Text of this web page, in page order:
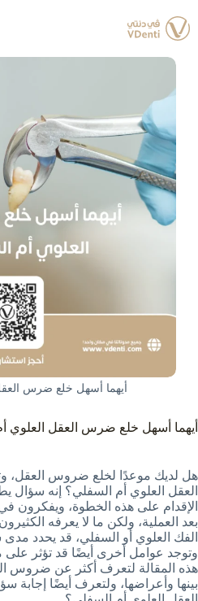
إلى
المحتوى
أيهما أسهل خلع ضرس
أيهما أسهل خلع ضرس العقل العلوي
هل لديك موعدًا لخلع ضروس العقل،
العقل العلوي أم السفلي؟ إنه سؤال
الإقدام على هذه الخطوة، ويفكرون
بعد العملية، ولكن ما لا يعرفه
الفك العلوي أو السفلي، قد يحدد
وتوجد عوامل أخرى أيضًا قد تؤثر على
هذه المقالة لتعرف أكثر عن ضروس
بينها وأعراضها، ولتعرف أيضًا